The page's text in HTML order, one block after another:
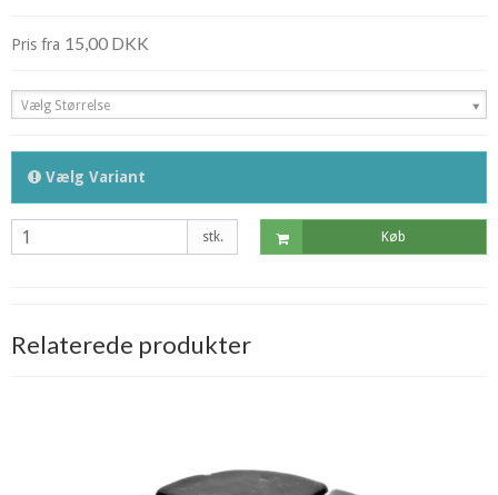
Pris fra 15,00 DKK
Vælg Størrelse
Vælg Variant
stk. Køb
Relaterede produkter